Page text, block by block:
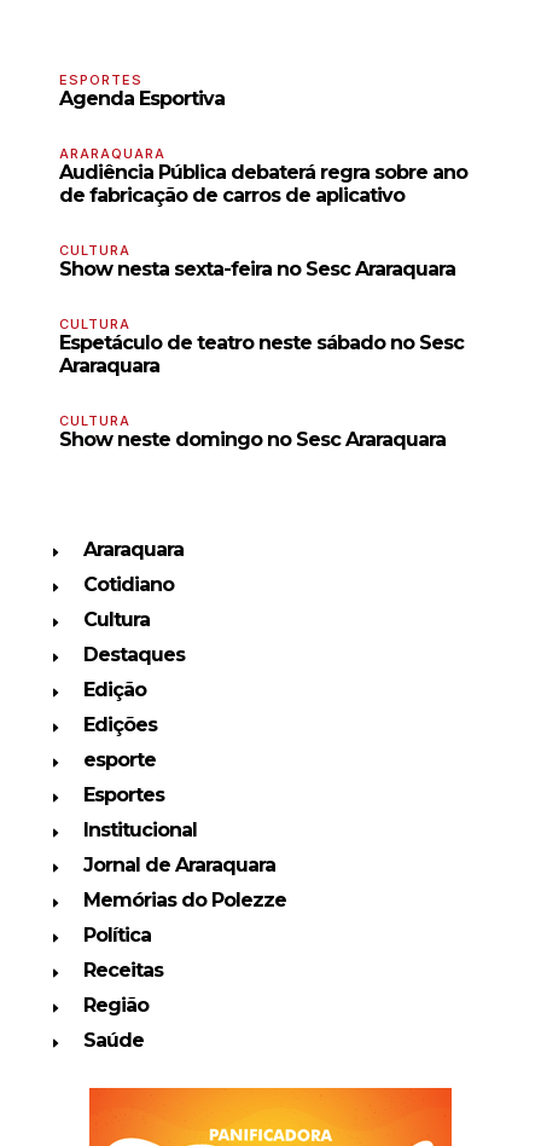
ESPORTES
Agenda Esportiva
ARARAQUARA
Audiência Pública debaterá regra sobre ano
de fabricação de carros de aplicativo
CULTURA
Show nesta sexta-feira no Sesc Araraquara
CULTURA
Espetáculo de teatro neste sábado no Sesc
Araraquara
CULTURA
Show neste domingo no Sesc Araraquara
Araraquara
Cotidiano
Cultura
Destaques
Edição
Edições
esporte
Esportes
Institucional
Jornal de Araraquara
Memórias do Polezze
Política
Receitas
Região
Saúde